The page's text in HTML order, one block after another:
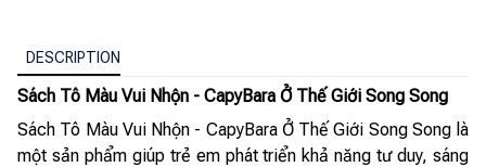
DESCRIPTION
Sách Tô Màu Vui Nhộn - CapyBara Ở Thế Giới Song Song
Sách Tô Màu Vui Nhộn - CapyBara Ở Thế Giới Song Song là
một sản phẩm giúp trẻ em phát triển khả năng tư duy, sáng